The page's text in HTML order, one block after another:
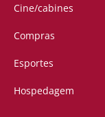
Cine/cabines
Compras
Esportes
Hospedagem